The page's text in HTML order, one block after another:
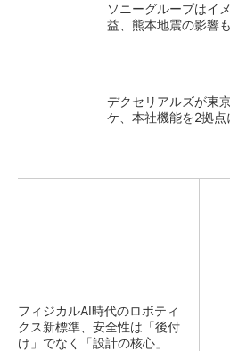
ソニーグループはイ
益、熊本地震の影響
デクセリアルズが東
ケ、本社機能を2拠点
フィジカルAI時代のロボティ
クス新標準、安全性は「後付
け」でなく「設計の核心」